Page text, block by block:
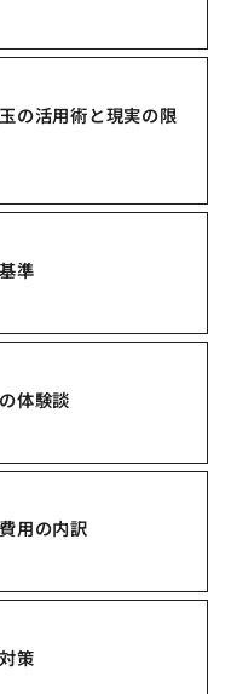
の活用術と現実の限
準
体験談
用の内訳
策